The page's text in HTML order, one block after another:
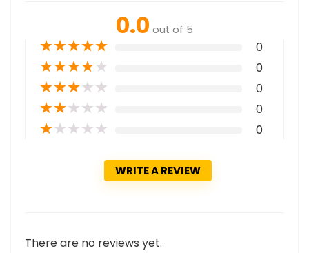
0.0 out of 5
★★★★★ 0
★★★★★ 0
★★★★★ 0
★★★★★ 0
★★★★★ 0
WRITE A REVIEW
There are no reviews yet.